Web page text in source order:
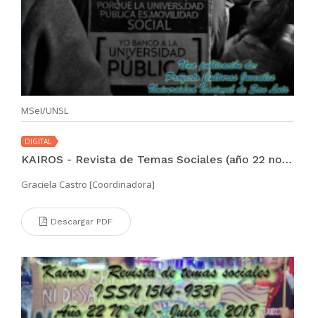
MSeI/UNSL
DIGITAL
KAIROS - Revista de Temas Sociales (año 22 no. 42 dic 2018)
Graciela Castro [Coordinadora]
Descargar PDF